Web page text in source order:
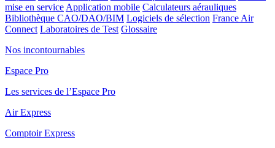
mise en service Application mobile Calculateurs aérauliques
Bibliothèque CAO/DAO/BIM Logiciels de sélection France Air
Connect Laboratoires de Test Glossaire
Nos incontournables
Espace Pro
Les services de l’Espace Pro
Air Express
Comptoir Express